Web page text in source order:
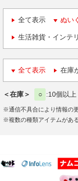
全て表示 ぬい
生活雑貨・インテ
全て表示 在庫
＜在庫＞ ○ 10個以上
※通信不具合により情報の
※複数の種類アイテムがあ